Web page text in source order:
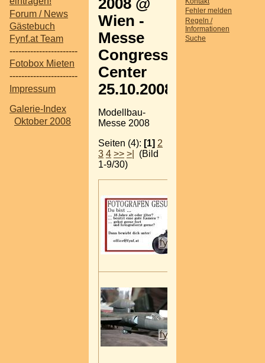
Forum / News
Gästebuch
Fynf.at Team
-----------------------
Fotobox Mieten
-----------------------
Impressum
Galerie-Index
Oktober 2008
Fehler melden
Regeln /
Informationen
Suche
2008 @
Wien -
Messe
Congress
Center
25.10.2008
Modellbau-
Messe 2008
Seiten (4): [1] 2
3 4 >> >|
(Bild
1-9/30)